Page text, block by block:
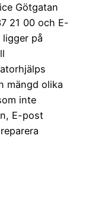
Götgatan
21 00 och E-
på
mängd olika
inte
E-post